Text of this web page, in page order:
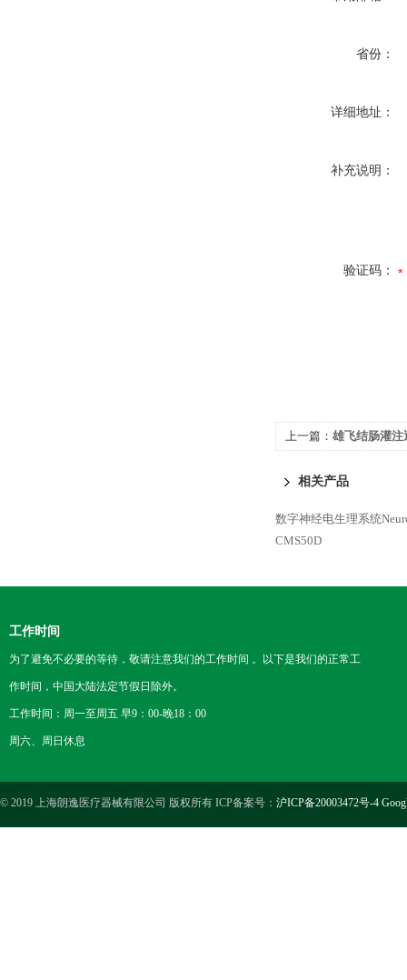
省份：
详细地址：
补充说明：
验证码：
上一篇： 雄飞结肠灌
相关产品
数字神经电生理系统
CMS50D
工作时间
为了避免不必要的等待，敬请注意我们的工作时间 。以下是我们的正常工
作时间，中国大陆法定节假日除外。
工作时间：周一至周五 早9：00-晚18：00
周六、周日休息
© 2019 上海朗逸医疗器械有限公司 版权所有 ICP备案号： 沪ICP备20003472号-4